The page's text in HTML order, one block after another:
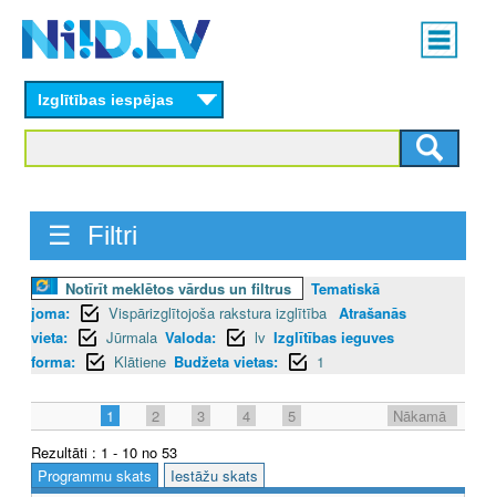
content
Main
menu
Izglītības iespējas
☰ Filtri
Notīrīt meklētos vārdus un filtrus
Tematiskā
joma:
Vispārizglītojoša rakstura izglītība Atrašanās
vieta:
Jūrmala Valoda: lv Izglītības ieguves
forma:
Klātiene Budžeta vietas: 1
1 2 3 4 5
Nākamā
Rezultāti : 1 - 10 no 53
Programmu skats
Iestāžu skats